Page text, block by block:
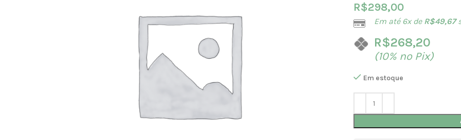
R$298,00
Em até 6x de R$49,67
R$268,20
(10% no Pix)
Em estoque